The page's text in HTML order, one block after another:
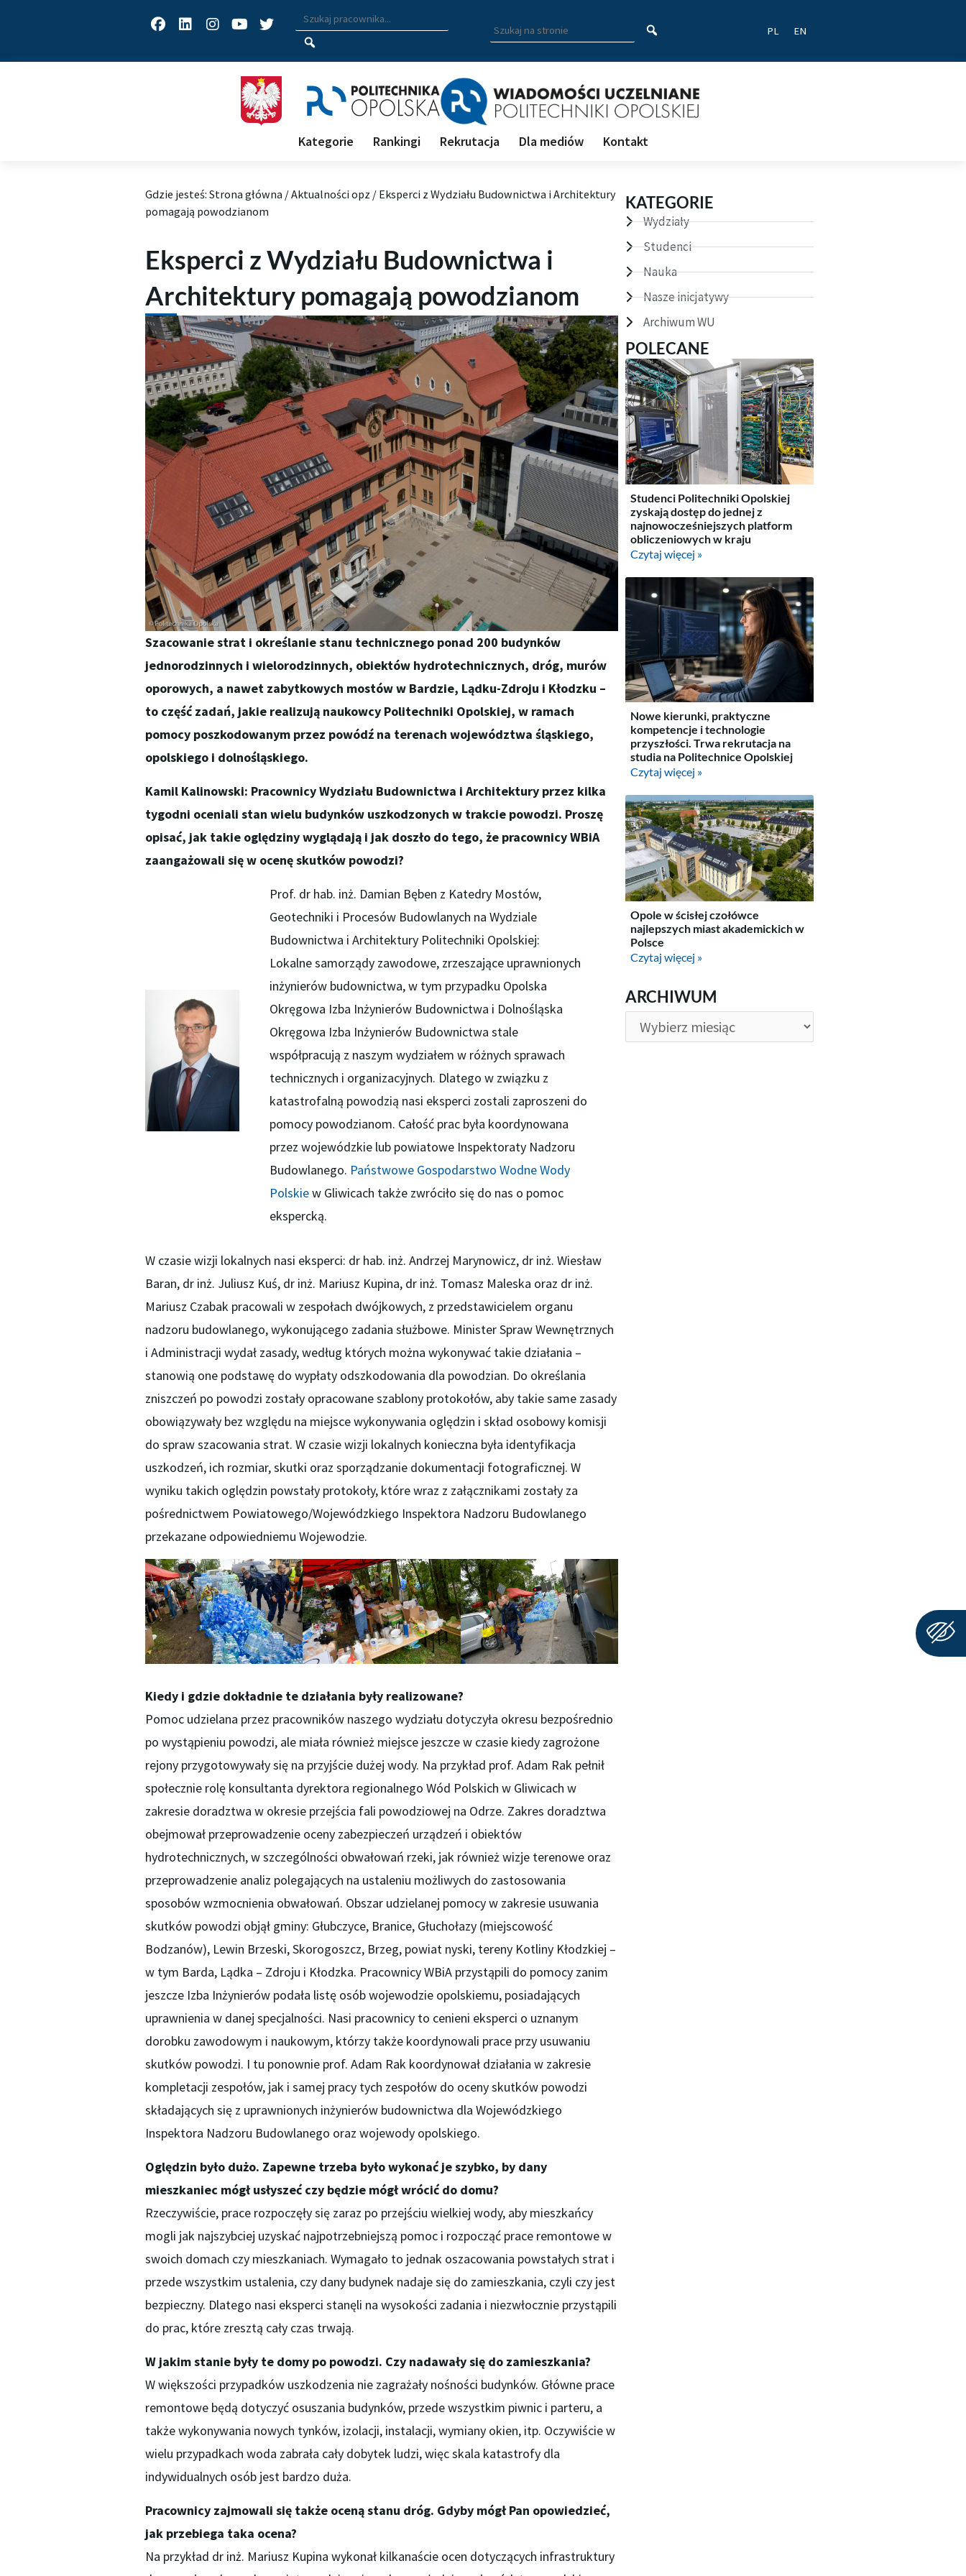
Facebook
LinkedinInstagram
YoutubeTwitterWyszukiwarka pracowników
Wpisz nazwisko, fragment nazwiska bądź imię pracownika aby wyszukać
Wpisz
szukaną
frazę
wyszukać
na
PL EN
Kategorie Rankingi Rekrutacja Dla mediów Kontakt
Gdzie jesteś: Strona główna /Aktualności opz / Eksperci z Wydziału Budownictwa i Architektury
pomagają powodzianom
Eksperci z Wydziału Budownictwa i
Architektury pomagają powodzianom
Szacowanie strat i określanie stanu technicznego ponad 200 budynków
jednorodzinnych i wielorodzinnych, obiektów hydrotechnicznych, dróg, murów
oporowych, a nawet zabytkowych mostów w Bardzie, Lądku-Zdroju i Kłodzku –
to część zadań, jakie realizują naukowcy Politechniki Opolskiej, w ramach
pomocy poszkodowanym przez powódź na terenach województwa śląskiego,
opolskiego i dolnośląskiego.
Kamil Kalinowski: Pracownicy Wydziału Budownictwa i Architektury przez kilka
tygodni oceniali stan wielu budynków uszkodzonych w trakcie powodzi. Proszę
opisać, jak takie oględziny wyglądają i jak doszło do tego, że pracownicy WBiA
zaangażowali się w ocenę skutków powodzi?
Prof. dr hab. inż. Damian Bęben z Katedry Mostów,
Geotechniki i Procesów Budowlanych na Wydziale
Budownictwa i Architektury Politechniki Opolskiej:
Lokalne samorządy zawodowe, zrzeszające uprawnionych
inżynierów budownictwa, w tym przypadku Opolska
Okręgowa Izba Inżynierów Budownictwa i Dolnośląska
Okręgowa Izba Inżynierów Budownictwa stale
współpracują z naszym wydziałem w różnych sprawach
technicznych i organizacyjnych. Dlatego w związku z
katastrofalną powodzią nasi eksperci zostali zaproszeni do
pomocy powodzianom. Całość prac była koordynowana
przez wojewódzkie lub powiatowe Inspektoraty Nadzoru
Budowlanego. Państwowe Gospodarstwo Wodne Wody
Polskiew Gliwicach także zwróciło się do nas o pomoc
ekspercką.
W czasie wizji lokalnych nasi eksperci: dr hab. inż. Andrzej Marynowicz, dr inż. Wiesław
Baran, dr inż. Juliusz Kuś, dr inż. Mariusz Kupina, dr inż. Tomasz Maleska oraz dr inż.
Mariusz Czabak pracowali w zespołach dwójkowych, z przedstawicielem organu
nadzoru budowlanego, wykonującego zadania służbowe. Minister Spraw Wewnętrznych
i Administracji wydał zasady, według których można wykonywać takie działania –
stanowią one podstawę do wypłaty odszkodowania dla powodzian. Do określania
zniszczeń po powodzi zostały opracowane szablony protokołów, aby takie same zasady
obowiązywały bez względu na miejsce wykonywania oględzin i skład osobowy komisji
do spraw szacowania strat. W czasie wizji lokalnych konieczna była identyfikacja
uszkodzeń, ich rozmiar, skutki oraz sporządzanie dokumentacji fotograficznej. W
wyniku takich oględzin powstały protokoły, które wraz z załącznikami zostały za
pośrednictwem Powiatowego/Wojewódzkiego Inspektora Nadzoru Budowlanego
przekazane odpowiedniemu Wojewodzie.
Kiedy i gdzie dokładnie te działania były realizowane?
Pomoc udzielana przez pracowników naszego wydziału dotyczyła okresu bezpośrednio
po wystąpieniu powodzi, ale miała również miejsce jeszcze w czasie kiedy zagrożone
rejony przygotowywały się na przyjście dużej wody. Na przykład prof. Adam Rak pełnił
społecznie rolę konsultanta dyrektora regionalnego Wód Polskich w Gliwicach w
zakresie doradztwa w okresie przejścia fali powodziowej na Odrze. Zakres doradztwa
obejmował przeprowadzenie oceny zabezpieczeń urządzeń i obiektów
hydrotechnicznych, w szczególności obwałowań rzeki, jak również wizje terenowe oraz
przeprowadzenie analiz polegających na ustaleniu możliwych do zastosowania
sposobów wzmocnienia obwałowań. Obszar udzielanej pomocy w zakresie usuwania
skutków powodzi objął gminy: Głubczyce, Branice, Głuchołazy (miejscowość
Bodzanów), Lewin Brzeski, Skorogoszcz, Brzeg, powiat nyski, tereny Kotliny Kłodzkiej –
w tym Barda, Lądka – Zdroju i Kłodzka. Pracownicy WBiA przystąpili do pomocy zanim
jeszcze Izba Inżynierów podała listę osób wojewodzie opolskiemu, posiadających
uprawnienia w danej specjalności. Nasi pracownicy to cenieni eksperci o uznanym
dorobku zawodowym i naukowym, którzy także koordynowali prace przy usuwaniu
skutków powodzi. I tu ponownie prof. Adam Rak koordynował działania w zakresie
kompletacji zespołów, jak i samej pracy tych zespołów do oceny skutków powodzi
składających się z uprawnionych inżynierów budownictwa dla Wojewódzkiego
Inspektora Nadzoru Budowlanego oraz wojewody opolskiego.
Oględzin było dużo. Zapewne trzeba było wykonać je szybko, by dany
mieszkaniec mógł usłyszeć czy będzie mógł wrócić do domu?
Rzeczywiście, prace rozpoczęły się zaraz po przejściu wielkiej wody, aby mieszkańcy
mogli jak najszybciej uzyskać najpotrzebniejszą pomoc i rozpocząć prace remontowe w
swoich domach czy mieszkaniach. Wymagało to jednak oszacowania powstałych strat i
przede wszystkim ustalenia, czy dany budynek nadaje się do zamieszkania, czyli czy jest
bezpieczny. Dlatego nasi eksperci stanęli na wysokości zadania i niezwłocznie przystąpili
do prac, które zresztą cały czas trwają.
W jakim stanie były te domy po powodzi. Czy nadawały się do zamieszkania?
W większości przypadków uszkodzenia nie zagrażały nośności budynków. Główne prace
remontowe będą dotyczyć osuszania budynków, przede wszystkim piwnic i parteru, a
także wykonywania nowych tynków, izolacji, instalacji, wymiany okien, itp. Oczywiście w
wielu przypadkach woda zabrała cały dobytek ludzi, więc skala katastrofy dla
indywidualnych osób jest bardzo duża.
Pracownicy zajmowali się także oceną stanu dróg. Gdyby mógł Pan opowiedzieć,
jak przebiega taka ocena?
Na przykład dr inż. Mariusz Kupina wykonał kilkanaście ocen dotyczących infrastruktury
KATEGORIE
Wydziały
Studenci
Nauka
Nasze inicjatywy
Archiwum WU
POLECANE
Studenci Politechniki Opolskiej
zyskają dostęp do jednej z
najnowocześniejszych platform
obliczeniowych w kraju
Czytaj więcej »
Nowe kierunki, praktyczne
kompetencje i technologie
przyszłości. Trwa rekrutacja na
studia na Politechnice Opolskiej
Czytaj więcej »
Opole w ścisłej czołówce
najlepszych miast akademickich w
Polsce
Czytaj więcej »
ARCHIWUM
ARCHIWUM